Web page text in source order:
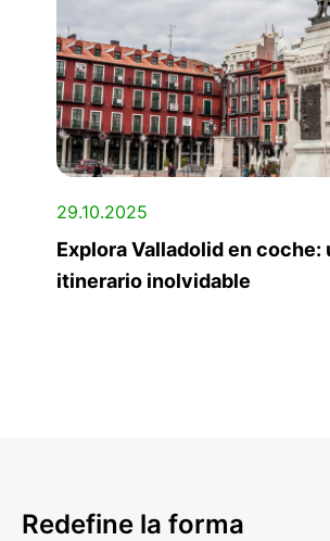
29.10.2025
Explora Valladolid en coche:
itinerario inolvidable
Redefine la forma